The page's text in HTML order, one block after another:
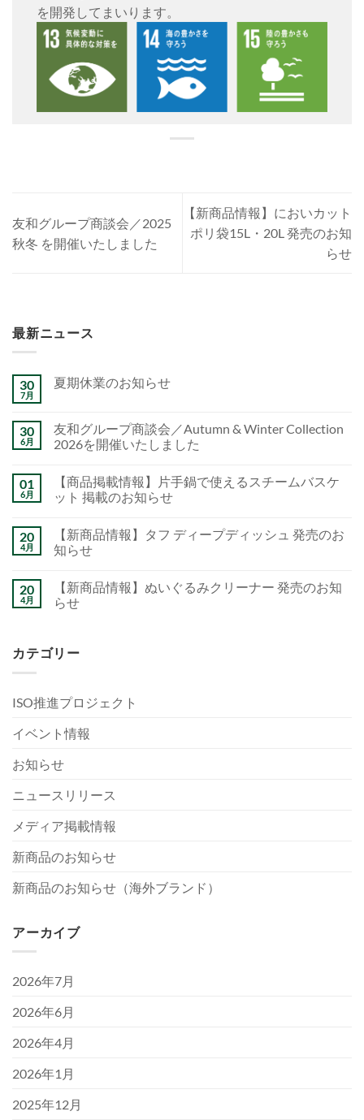
を開発してまいります。
友和グループ商談会／2025
秋冬 を開催いたしました
【新商品情報】においカット
ポリ袋15L・20L 発売のお知
らせ
最新ニュース
30
7月
夏期休業のお知らせ
30
6月
友和グループ商談会／Autumn & Winter Collection
2026を開催いたしました
01
6月
【商品掲載情報】片手鍋で使えるスチームバスケ
ット 掲載のお知らせ
20
4月
【新商品情報】タフ ディープディッシュ 発売のお
知らせ
20
4月
【新商品情報】ぬいぐるみクリーナー 発売のお知
らせ
カテゴリー
ISO推進プロジェクト
イベント情報
お知らせ
ニュースリリース
メディア掲載情報
新商品のお知らせ
新商品のお知らせ（海外ブランド）
アーカイブ
2026年7月
2026年6月
2026年4月
2026年1月
2025年12月